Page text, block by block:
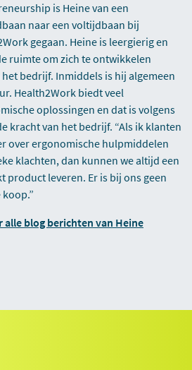
is Heine van een
naar een voltijdbaan bij
gegaan. Heine is leergierig en
ruimte om zich te ontwikkelen
bedrijf. Inmiddels is hij algemeen
Health2Work biedt veel
oplossingen en dat is volgens
kracht van het bedrijf. “Als ik klanten
over ergonomische hulpmiddelen
klachten, dan kunnen we altijd een
product leveren. Er is bij ons geen
koop.”
alle blog berichten van Heine